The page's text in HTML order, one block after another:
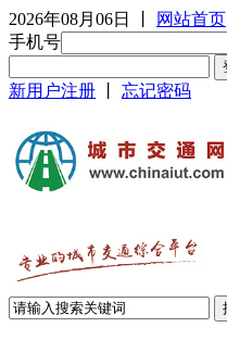
2026年08月06日 网站首页
手机号
新用户注册 忘记密码